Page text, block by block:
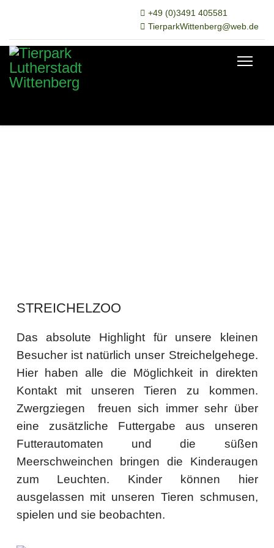
+49 (0)3491 405581
TierparkWittenberg@web.de
STREICHELZOO
Das absolute Highlight für unsere kleinen
Besucher ist natürlich unser Streichelgehege.
Hier haben alle die Möglichkeit in direkten
Kontakt mit unseren Tieren zu kommen.
Zwergziegen freuen sich immer sehr über
eine zusätzliche Futtergabe aus unseren
Futterautomaten und die süßen
Meerschweinchen bringen die Kinderaugen
zum Leuchten. Kinder können hier
ausgelassen mit unseren Tieren schmusen,
spielen und sie beobachten.